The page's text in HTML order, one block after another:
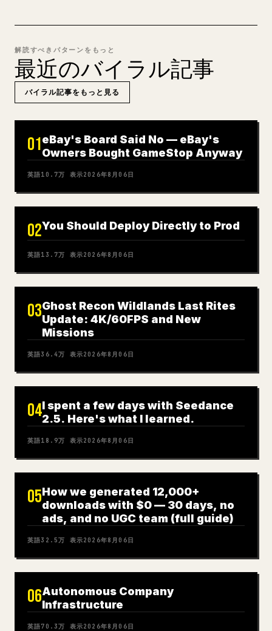
解読すべきパターンをもっと
最近のバイラル記事
バイラル記事をもっと見る
01eBay's Board Said No — eBay's
Owners Bought GameStop Anyway
英語10.7万 表示2026年8月06日
02You Should Deploy Directly to Prod
英語13.7万 表示2026年8月06日
03Ghost Recon Wildlands Last Rites
Update: 4K/60FPS and New
Missions
英語36.4万 表示2026年8月06日
04I spent a few days with Seedance
2.5. Here's what I learned.
英語18.9万 表示2026年8月06日
05How we generated 12,000+
downloads with $0 — 30 days, no
ads, and no UGC team (full guide)
英語32.5万 表示2026年8月06日
06Autonomous Company
Infrastructure
英語70.3万 表示2026年8月06日